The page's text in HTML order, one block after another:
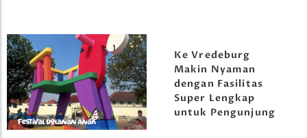
Ke Vredeburg
Makin Nyaman
dengan Fasilitas
Super Lengkap
untuk Pengunjung